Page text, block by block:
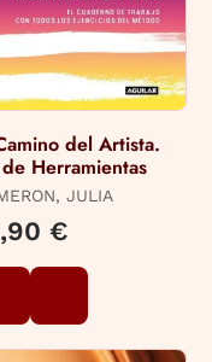
del Artista.
Herramientas
JULIA
€